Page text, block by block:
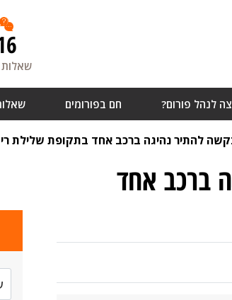
שאלות
לנהל פורום? חם בפורומים
להתיר נהיגה ברכב אחד בתקופת שלילת
ברכב אחד